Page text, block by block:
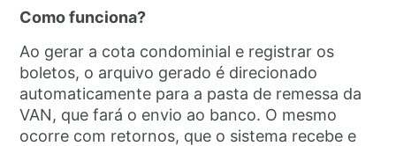
Como funciona?
Ao gerar a cota condominial e registrar os
boletos, o arquivo gerado é direcionado
automaticamente para a pasta de remessa da
VAN, que fará o envio ao banco. O mesmo
ocorre com retornos, que o sistema recebe e